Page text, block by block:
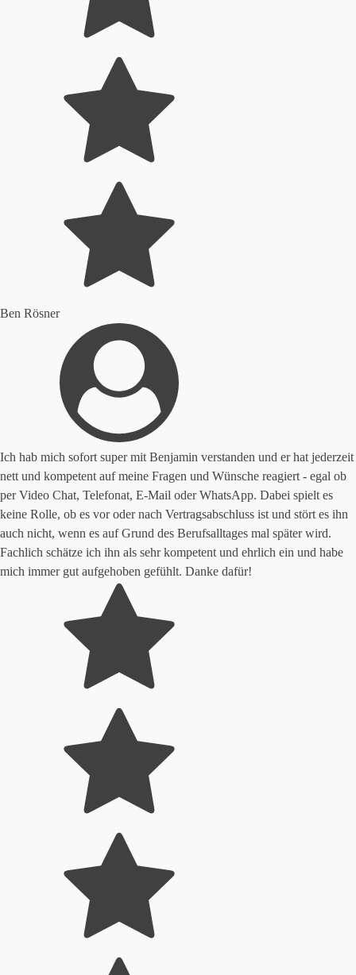
Ben Rösner
Ich hab mich sofort super mit Benjamin verstanden und er hat jederzeit
nett und kompetent auf meine Fragen und Wünsche reagiert - egal ob
per Video Chat, Telefonat, E-Mail oder WhatsApp. Dabei spielt es
keine Rolle, ob es vor oder nach Vertragsabschluss ist und stört es ihn
auch nicht, wenn es auf Grund des Berufsalltages mal später wird.
Fachlich schätze ich ihn als sehr kompetent und ehrlich ein und habe
mich immer gut aufgehoben gefühlt. Danke dafür!